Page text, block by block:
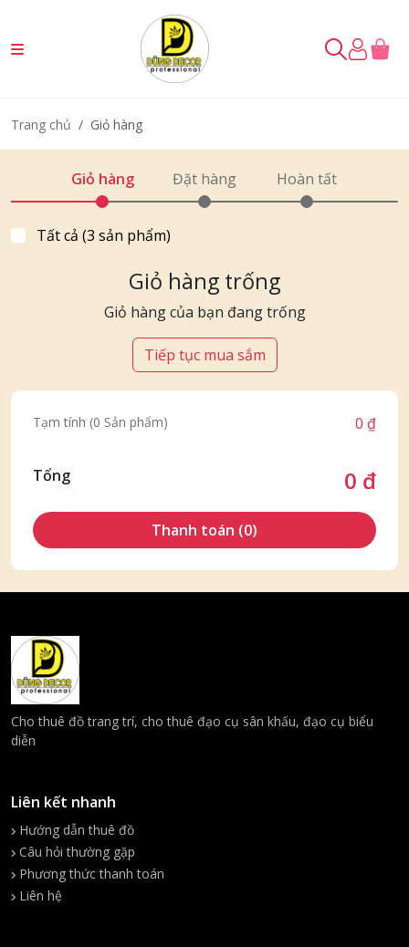
Trang chủ Giỏ hàng
Giỏ hàng Đặt hàng Hoàn tất
Tất cả (3 sản phẩm)
Giỏ hàng trống
Giỏ hàng của bạn đang trống
Tiếp tục mua sắm
Tạm tính (0 Sản phẩm) 0 ₫
Tổng 0 đ
Thanh toán (0)
Cho thuê đồ trang trí, cho thuê đạo cụ sân khấu, đạo cụ biểu
diễn
Liên kết nhanh
Hướng dẫn thuê đồ
Câu hỏi thường gặp
Phương thức thanh toán
Liên hệ